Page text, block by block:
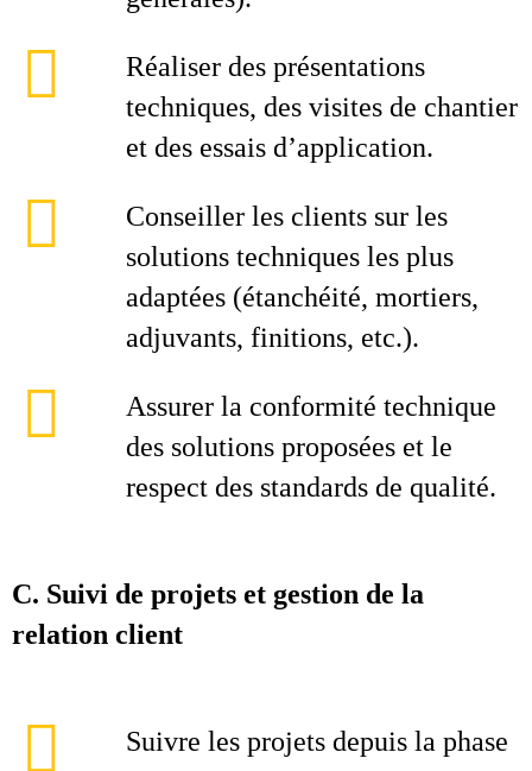
Réaliser des présentations
techniques, des visites de chantier
et des essais d’application.
Conseiller les clients sur les
solutions techniques les plus
adaptées (étanchéité, mortiers,
adjuvants, finitions, etc.).
Assurer la conformité technique
des solutions proposées et le
respect des standards de qualité.
C. Suivi de projets et gestion de la
relation client
Suivre les projets depuis la phase